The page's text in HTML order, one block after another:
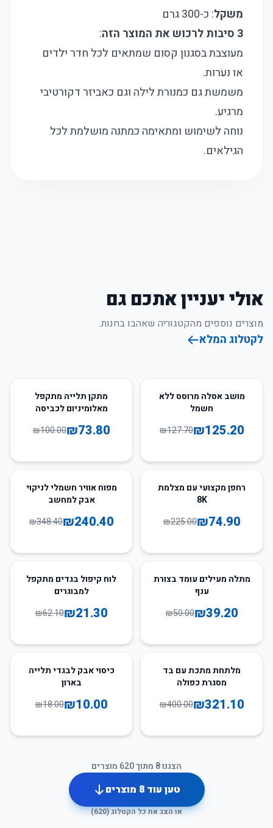
משקל: כ-300 גרם
3 סיבות לרכוש את המוצר הזה
:
מעוצבת בסגנון קסום שמתאים לכל חדר ילדים
או נערות.
משמשת גם כמנורת לילה וגם כאביזר דקורטיבי
מרגיע.
נוחה לשימוש ומתאימה כמתנה מושלמת לכל
הגילאים.
אולי יעניין אתכם גם
מוצרים נוספים מהקטגוריה שאהבו בחנות.
לקטלוג המלא
2מושב אסלה מרוסס ללא
חשמל
₪125.20
₪127.70
מתקן תלייה מתקפל
מאלומיניום לכביסה
₪73.80
₪100.00
67
רחפן מקצועי עם מצלמת
8K
₪74.90
₪225.00
31
מפוח אוויר חשמלי לניקוי
אבק למחשב
₪240.40
₪348.40
22%מתלה מעילים עומד בצורת
ענף
₪39.20
₪50.00
66
לוח קיפול בגדים מתקפל
למבוגרים
₪21.30
₪62.10
20מלתחת מתכת עם בד
מסגרת כפולה
₪321.10
₪400.00
44
כיסוי אבק לבגדי תלייה
בארון
₪10.00
₪18.00
הצגנו8 מתוך620 מוצרים
טען עוד8 מוצרים
או הצג את כל הקטלוג (620
)